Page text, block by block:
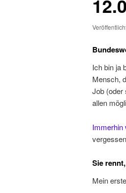
Ich bin ja
Mensch,
Job (oder
allen
Immerhin
Sie
Mein